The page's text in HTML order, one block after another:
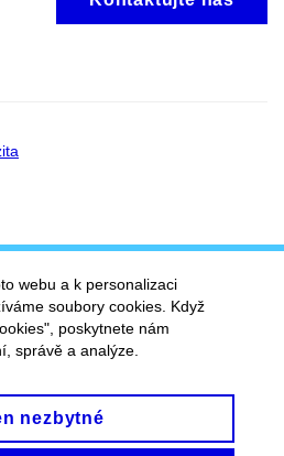
webu a k personalizaci
soubory cookies. Když
poskytnete nám
správě a analýze.
nezbytné